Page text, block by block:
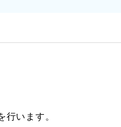
います。